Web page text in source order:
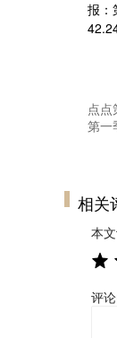
点点
第一
相关
本
评